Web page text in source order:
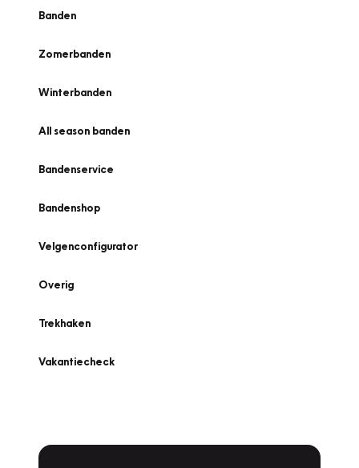
Banden
Zomerbanden
Winterbanden
All season banden
Bandenservice
Bandenshop
Velgenconfigurator
Overig
Trekhaken
Vakantiecheck